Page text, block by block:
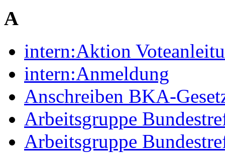
A
intern:Aktion
intern:Anmeldung
Anschreiben BKA-
Arbeitsgruppe
Arbeitsgruppe